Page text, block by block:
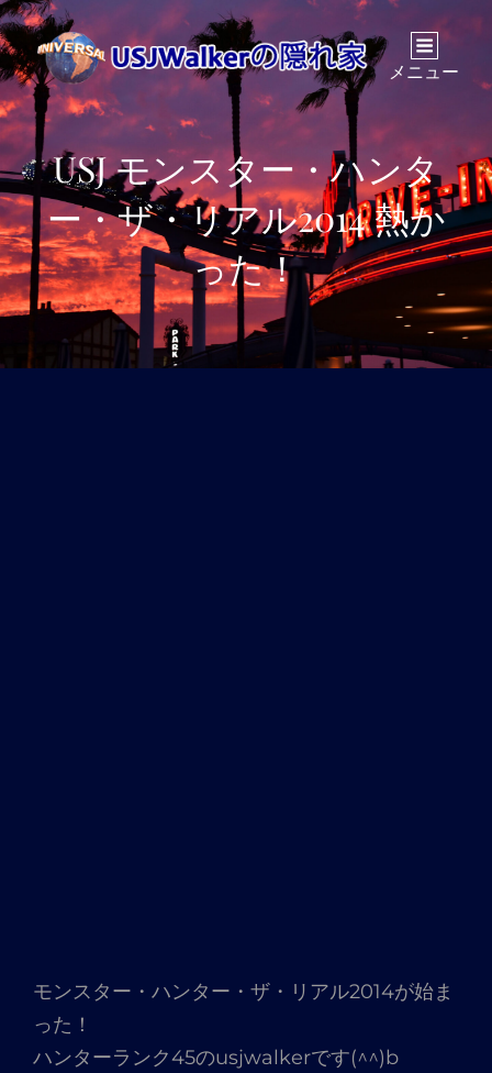
メニュー
USJ モンスター・ハンタ
ー・ザ・リアル2014 熱か
った！
モンスター・ハンター・ザ・リアル2014が始ま
った！
ハンターランク45のusjwalkerです(^^)b